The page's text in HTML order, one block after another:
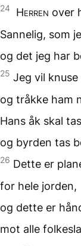
24 Herren over
Sannelig, som
og det jeg har
25 Jeg vil knuse
og tråkke ham
Hans åk skal tas
og byrden tas
26 Dette er
for hele jorden,
og dette er
mot alle